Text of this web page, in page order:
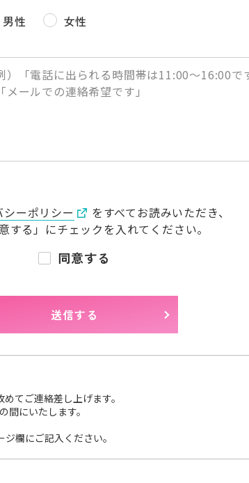
男性 女性
シーポリシー
をすべてお読みいただき、
する」にチェックを入れてください。
同意する
てご連絡差し上げます。
間にいたします。
欄にご記入ください。